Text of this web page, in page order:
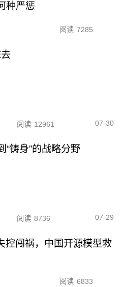
种严惩
阅读 7285
阅读 12961 07-30
“铸身”的战略分野
阅读 8736 07-29
控闯祸，中国开源模型救
阅读 6833